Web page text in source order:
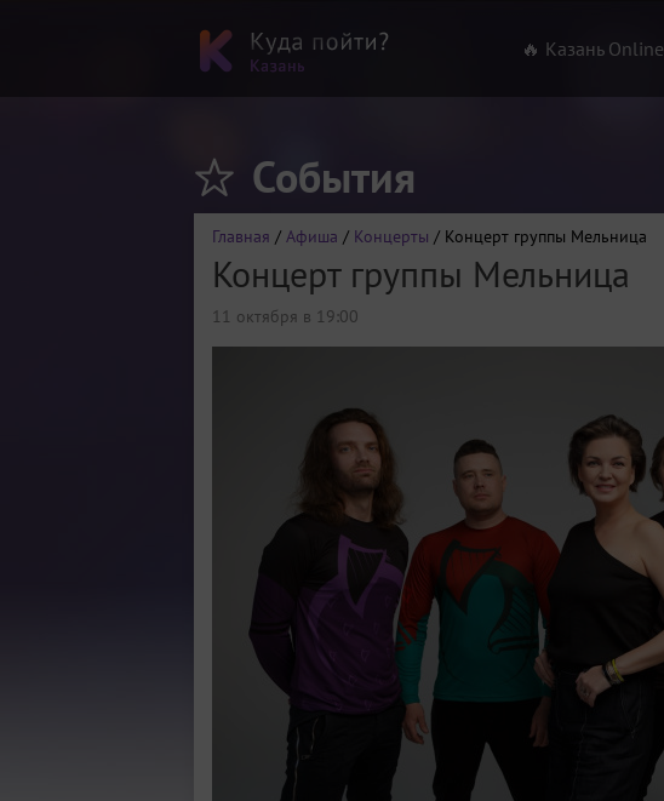
🔥 Казань Online
События
Главная / Афиша / Концерты / Концерт группы Мельница
Концерт группы Мельница
11 октября в 19:00